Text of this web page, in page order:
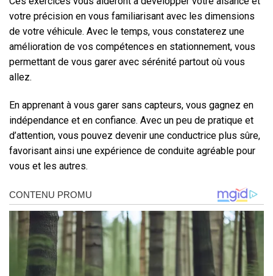
votre précision en vous familiarisant avec les dimensions
de votre véhicule. Avec le temps, vous constaterez une
amélioration de vos compétences en stationnement, vous
permettant de vous garer avec sérénité partout où vous
allez.
En apprenant à vous garer sans capteurs, vous gagnez en
indépendance et en confiance. Avec un peu de pratique et
d’attention, vous pouvez devenir une conductrice plus sûre,
favorisant ainsi une expérience de conduite agréable pour
vous et les autres.